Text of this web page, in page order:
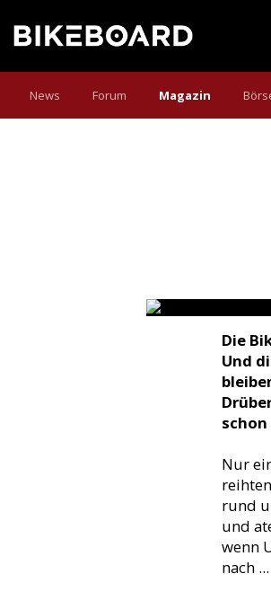
News Forum Magazin
Die
Und
schon
Nur
rund
und
wenn
nach ...